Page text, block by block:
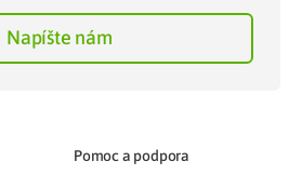
Napíšte nám
Pomoc a podpora